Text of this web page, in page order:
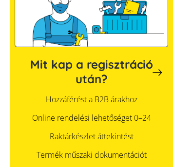
Mit kap a regisztráció
után?
Hozzáférést a B2B árakhoz
Online rendelési lehetőséget 0–24
Raktárkészlet áttekintést
Termék műszaki dokumentációt